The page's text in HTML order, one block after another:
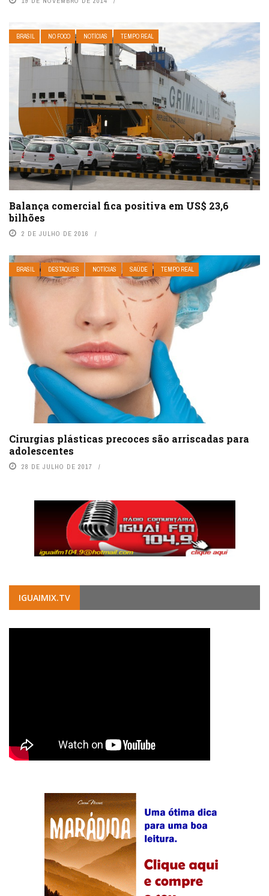
BRASIL NO FOCO NOTÍCIAS TEMPO REAL
Balança comercial fica positiva em US$ 23,6
bilhões
2 DE JULHO DE 2016
BRASIL DESTAQUES NOTÍCIAS SAÚDE TEMPO REAL
Cirurgias plásticas precoces são arriscadas para
adolescentes
28 DE JULHO DE 2017
IGUAIMIX.TV